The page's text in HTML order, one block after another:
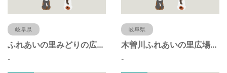
岐阜県
ふれあいの里みどりの広場（岐阜県羽島市）
-
岐阜県
木曽川ふれあいの里広場（岐阜県羽島市）
-